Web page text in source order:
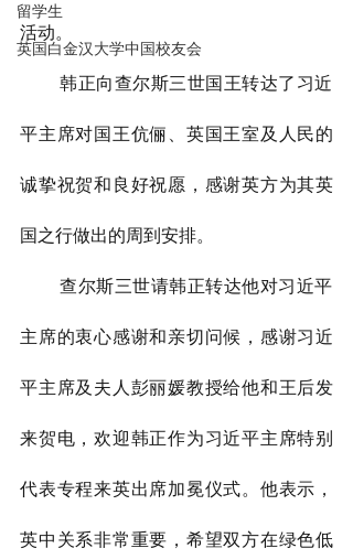
留学生
英国白金汉大学中国校友会
活动。
        韩正向查尔斯三世国王转达了习近
平主席对国王伉俪、英国王室及人民的
诚挚祝贺和良好祝愿，感谢英方为其英
国之行做出的周到安排。
        查尔斯三世请韩正转达他对习近平
主席的衷心感谢和亲切问候，感谢习近
平主席及夫人彭丽媛教授给他和王后发
来贺电，欢迎韩正作为习近平主席特别
代表专程来英出席加冕仪式。他表示，
英中关系非常重要，希望双方在绿色低